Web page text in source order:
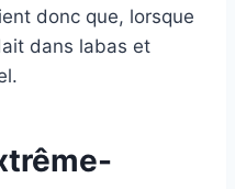
donc que, lorsque
dans labas et